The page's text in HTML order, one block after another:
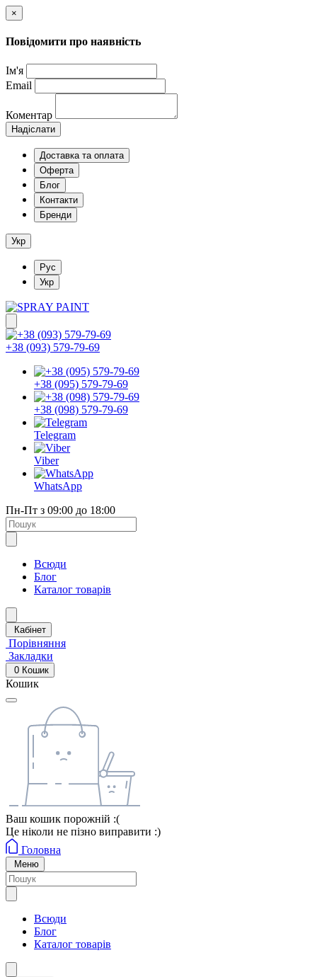
×
Повідомити про наявність
Ім'я
Email
Коментар
Надіслати
Доставка та оплата
Оферта
Блог
Контакти
Бренди
Укр
Рус
Укр
+38 (093) 579-79-69
+38 (095) 579-79-69
+38 (098) 579-79-69
Telegram
Viber
WhatsApp
Пн-Пт з 09:00 до 18:00
Всюди
Блог
Каталог товарів
Кабінет
Порівняння
Закладки
0 Кошик
Кошик
Ваш кошик порожній :(
Це ніколи не пізно виправити :)
Головна
Меню
Всюди
Блог
Каталог товарів